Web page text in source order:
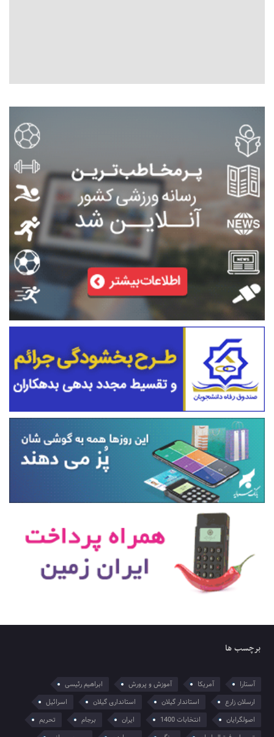
برچسب ها
آستارا آمریکا آموزش و پرورش
ابراهیم رئیسی
ارسلان زارع
استاندار گیلان استانداری گیلان
اسرائیل
اصولگرایان
انتخابات 1400 ایران برجام
تحریم